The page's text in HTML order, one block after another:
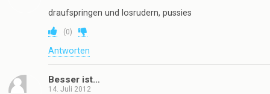
draufspringen und losrudern, pussies
(0)
Antworten
Besser ist…
14. Juli 2012